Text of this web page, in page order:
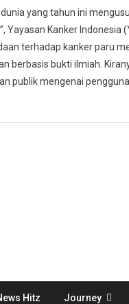
yang tahun ini
Yayasan Kanker Indonesia
terhadap kanker paru
berbasis bukti ilmiah.
publik mengenai
Hitz Journey